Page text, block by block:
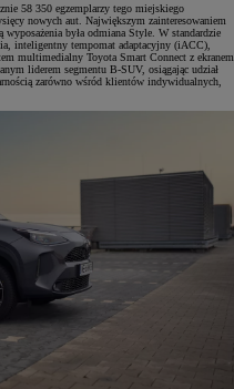
58 350 egzemplarzy tego miejskiego
nowych aut. Największym zainteresowaniem
była odmiana Style. W standardzie
inteligentny tempomat adaptacyjny (iACC),
multimedialny Toyota Smart Connect z ekranem
liderem segmentu B-SUV, osiągając udział
zarówno wśród klientów indywidualnych,